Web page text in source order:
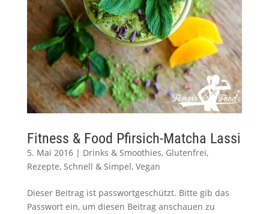
Fitness & Food Pfirsich-Matcha Lassi
5. Mai 2016| Drinks & Smoothies, Glutenfrei,
Rezepte, Schnell & Simpel, Vegan
Dieser Beitrag ist passwortgeschützt. Bitte gib das
Passwort ein, um diesen Beitrag anschauen zu